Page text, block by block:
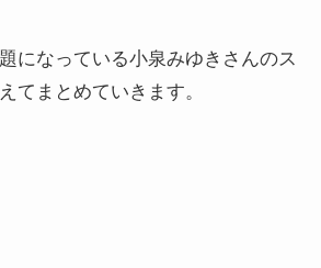
になっている小泉みゆきさんのス
てまとめていきます。